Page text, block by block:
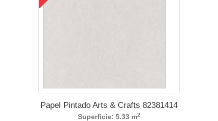
Papel Pintado Arts & Crafts 82381414
Superficie: 5.33 m2